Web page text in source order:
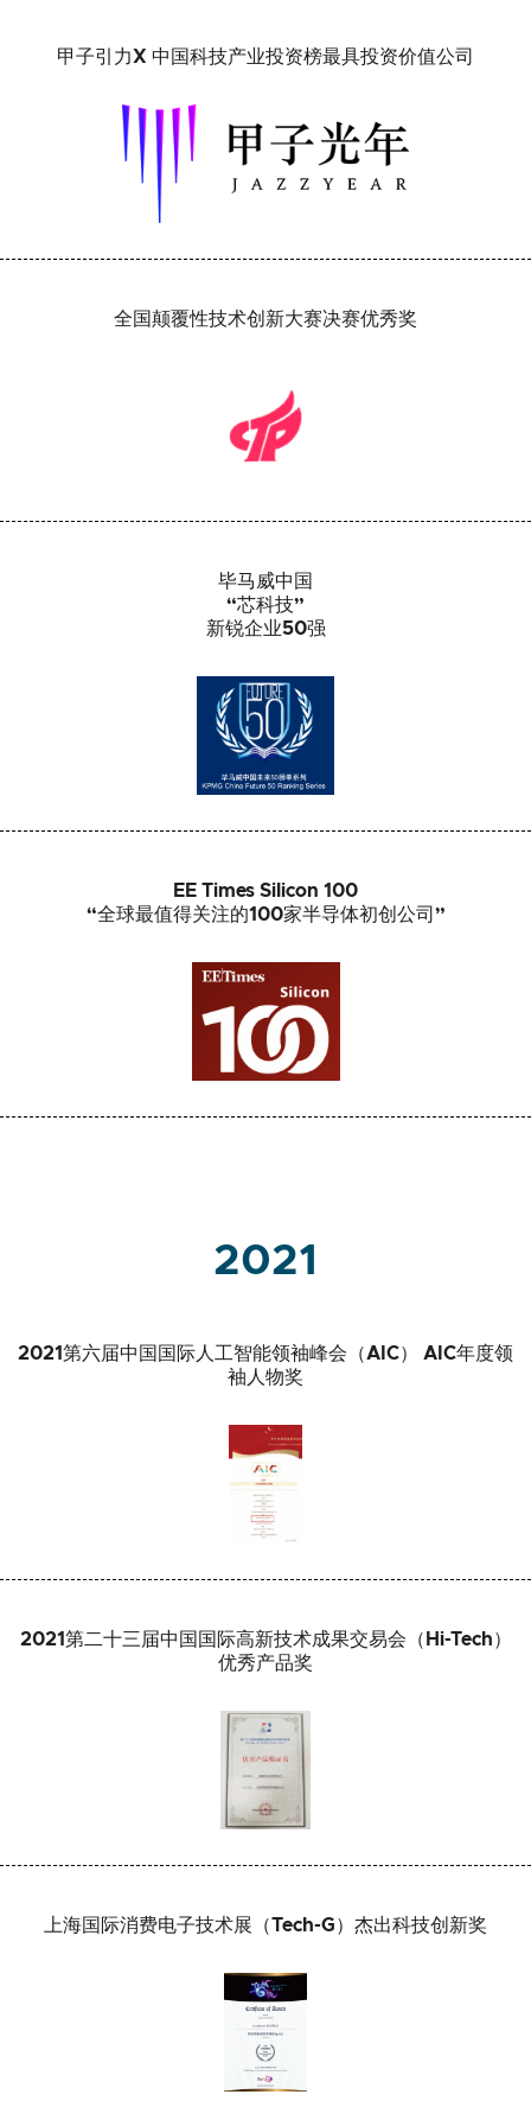
甲子引力X 中国科技产业投资榜最具投资价值公司
全国颠覆性技术创新大赛决赛优秀奖
毕马威中国
“芯科技”
新锐企业50强
EE Times Silicon 100
“全球最值得关注的100家半导体初创公司”
2021
2021第六届中国国际人工智能领袖峰会（AIC） AIC年度领
袖人物奖
2021第二十三届中国国际高新技术成果交易会（Hi-Tech）
优秀产品奖
上海国际消费电子技术展（Tech-G）杰出科技创新奖